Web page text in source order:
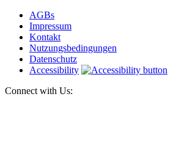
AGBs
Impressum
Kontakt
Nutzungsbedingungen
Datenschutz
Accessibility
Connect with Us: